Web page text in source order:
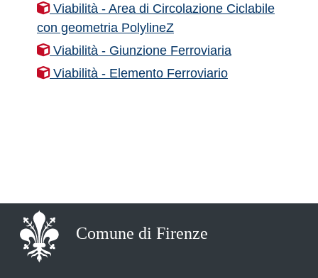
Viabilità - Area di Circolazione Ciclabile
con geometria PolylineZ
Viabilità - Giunzione Ferroviaria
Viabilità - Elemento Ferroviario
Comune di Firenze